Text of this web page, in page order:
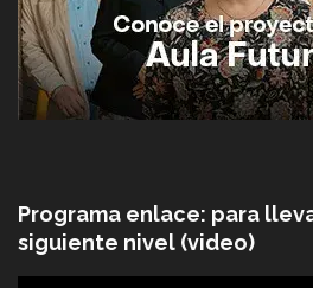
Programa enlace: para
siguiente nivel (video)